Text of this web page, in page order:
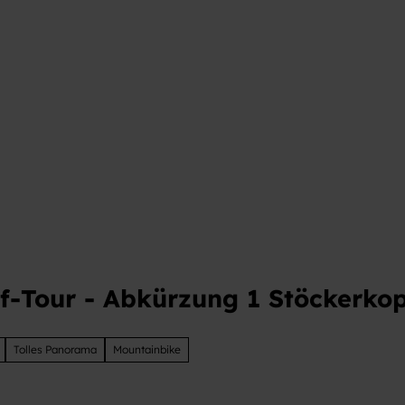
Tour - Abkürzung 1
Tolles Panorama Mountainbike